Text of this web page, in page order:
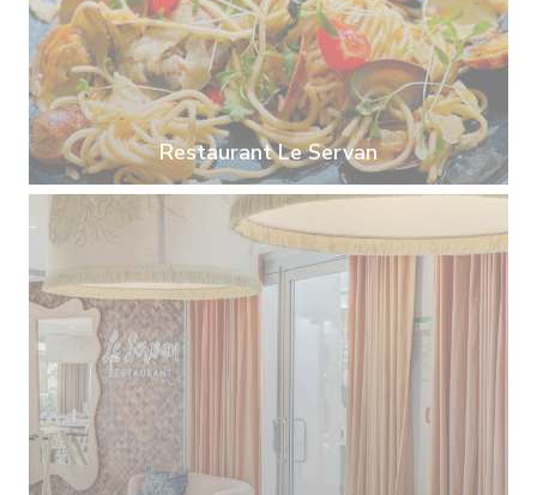
Restaurant Le Servan